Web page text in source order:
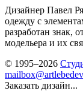
Дизайнер Павел
одежду с
разработан знак,
модельера и их
© 1995–2026
Заказать дизайн...